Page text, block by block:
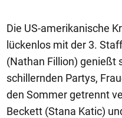
Die US-amerikanische
lückenlos mit der 3.
(Nathan Fillion) genießt
schillernden Partys,
den Sommer getrennt
Beckett (Stana Katic)